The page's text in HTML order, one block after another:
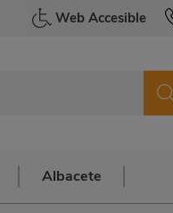
Web Accesible
Albacete